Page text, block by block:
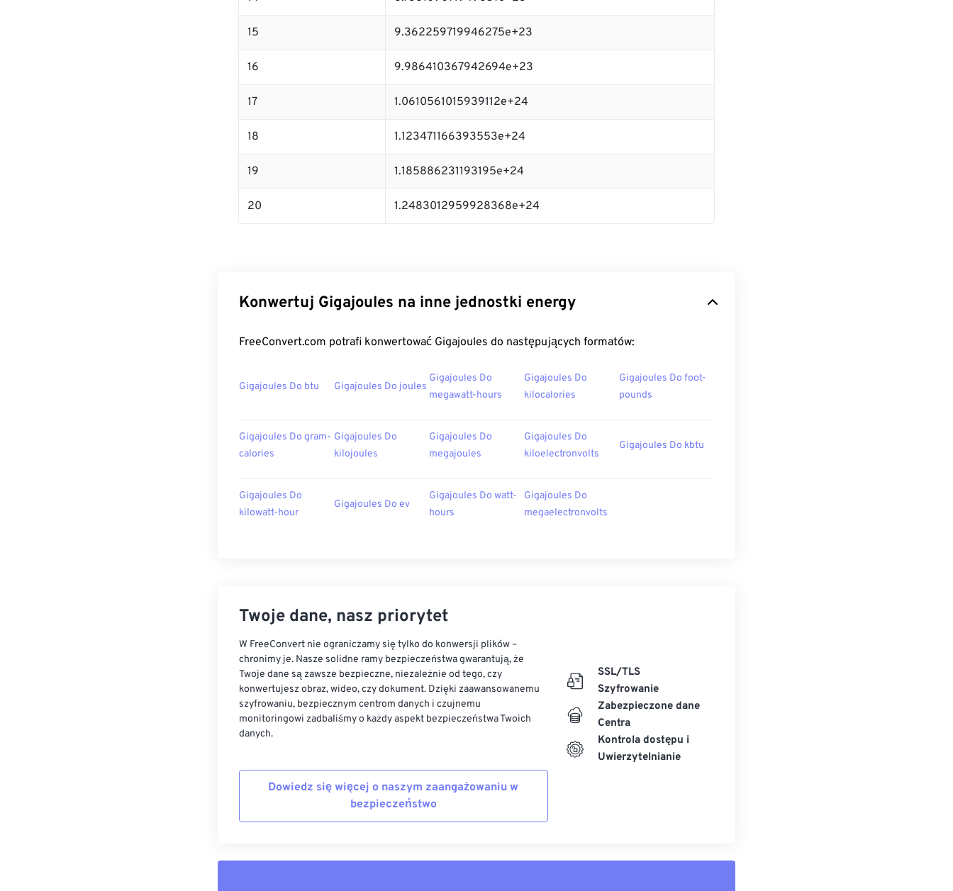
15 9.362259719946275e+23
16 9.986410367942694e+23
17 1.0610561015939112e+24
18 1.123471166393553e+24
19 1.185886231193195e+24
20 1.2483012959928368e+24
Konwertuj Gigajoules na inne jednostki energy
FreeConvert.com potrafi konwertować Gigajoules do następujących formatów:
Gigajoules Do btu Gigajoules Do joules
Gigajoules Do
megawatt-hours
Gigajoules Do
kilocalories
Gigajoules Do foot-
pounds
Gigajoules Do gram-
calories
Gigajoules Do
kilojoules
Gigajoules Do
megajoules
Gigajoules Do
kiloelectronvolts
Gigajoules Do kbtu
Gigajoules Do
kilowatt-hour
Gigajoules Do ev
Gigajoules Do watt-
hours
Gigajoules Do
megaelectronvolts
Twoje dane, nasz priorytet
W FreeConvert nie ograniczamy się tylko do konwersji plików –
chronimy je. Nasze solidne ramy bezpieczeństwa gwarantują, że
Twoje dane są zawsze bezpieczne, niezależnie od tego, czy
konwertujesz obraz, wideo, czy dokument. Dzięki zaawansowanemu
szyfrowaniu, bezpiecznym centrom danych i czujnemu
monitoringowi zadbaliśmy o każdy aspekt bezpieczeństwa Twoich
danych.
Dowiedz się więcej o naszym zaangażowaniu w
bezpieczeństwo
SSL/TLS
Szyfrowanie
Zabezpieczone dane
Centra
Kontrola dostępu i
Uwierzytelnianie